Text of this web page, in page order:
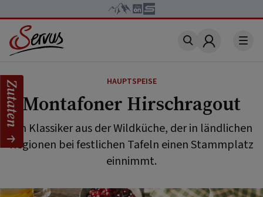
Account
HAUPTSPEISE
Montafoner Hirschragout
Ein Klassiker aus der Wildküche, der in ländlichen
Regionen bei festlichen Tafeln einen Stammplatz
einnimmt.
Zutaten